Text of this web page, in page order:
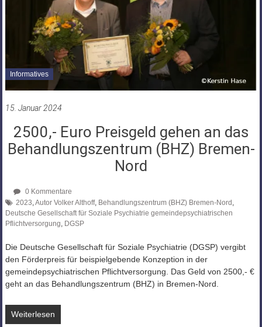
Informatives
15. Januar 2024
2500,- Euro Preisgeld gehen an das
Behandlungszentrum (BHZ) Bremen-
Nord
0 Kommentare
2023 Autor Volker Althoff, Behandlungszentrum (BHZ) Bremen-Nord
Deutsche Gesellschaft für Soziale Psychiatrie gemeindepsychiatrischen
Pflichtversorgung DGSP
Die Deutsche Gesellschaft für Soziale Psychiatrie (DGSP) vergibt
den Förderpreis für beispielgebende Konzeption in der
gemeindepsychiatrischen Pflichtversorgung. Das Geld von 2500,- €
geht an das Behandlungszentrum (BHZ) in Bremen-Nord.
Weiterlesen